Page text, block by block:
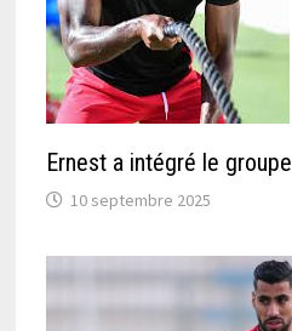
Ernest a intégré le groupe
10 septembre 2025